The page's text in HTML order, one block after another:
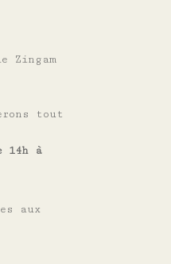
Zingam
tout
14h à
aux